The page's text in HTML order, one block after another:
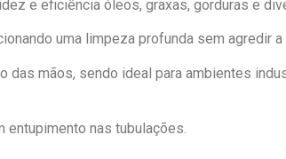
e eficiência óleos, graxas, gorduras e
uma limpeza profunda sem agredir a
mãos, sendo ideal para ambientes
entupimento nas tubulações.